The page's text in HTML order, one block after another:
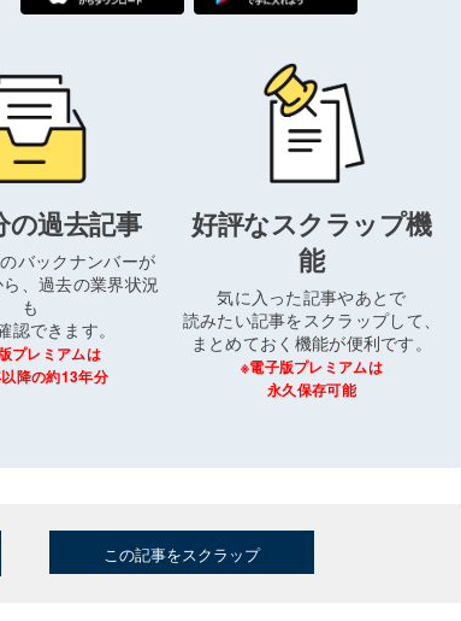
の過去記事
バックナンバーが
、過去の業界状況
も
認できます。
プレミアムは
降の約13年分
好評なスクラップ機
能
気に入った記事やあとで
読みたい記事をスクラップして、
まとめておく機能が便利です。
※電子版プレミアムは
永久保存可能
この記事をスクラップ